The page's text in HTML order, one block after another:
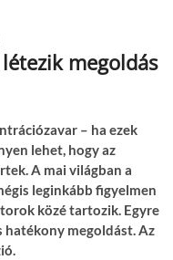
megoldás
– ha ezek
lehet, hogy az
A mai világban a
leginkább figyelmen
közé tartozik. Egyre
hatékony megoldást. Az